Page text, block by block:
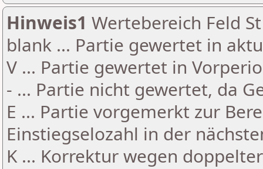
Hinweis1 Wertebereich Feld
blank ... Partie gewertet in
V ... Partie gewertet in
- ... Partie nicht gewertet, da
E ... Partie vorgemerkt zur
Einstiegselozahl in der
K ... Korrektur wegen